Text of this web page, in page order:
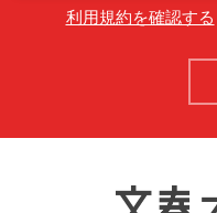
利用規約を確認する